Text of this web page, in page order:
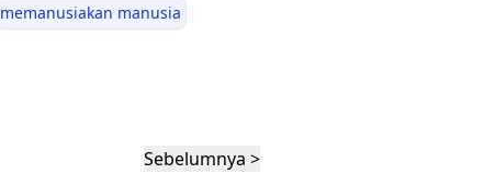
memanusiakan manusia
Sebelumnya >